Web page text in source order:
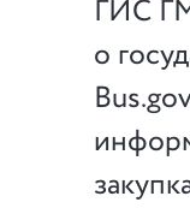
ГИС
о